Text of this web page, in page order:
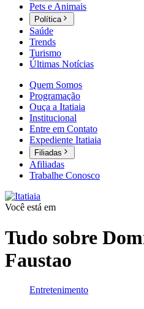
Pets e Animais
Política
Saúde
Trends
Turismo
Últimas Notícias
Quem Somos
Programação
Ouça a Itatiaia
Institucional
Entre em Contato
Expediente Itatiaia
Filiadas
Afiliadas
Trabalhe Conosco
Você está em
Tudo sobre
Faustao
Entretenimento